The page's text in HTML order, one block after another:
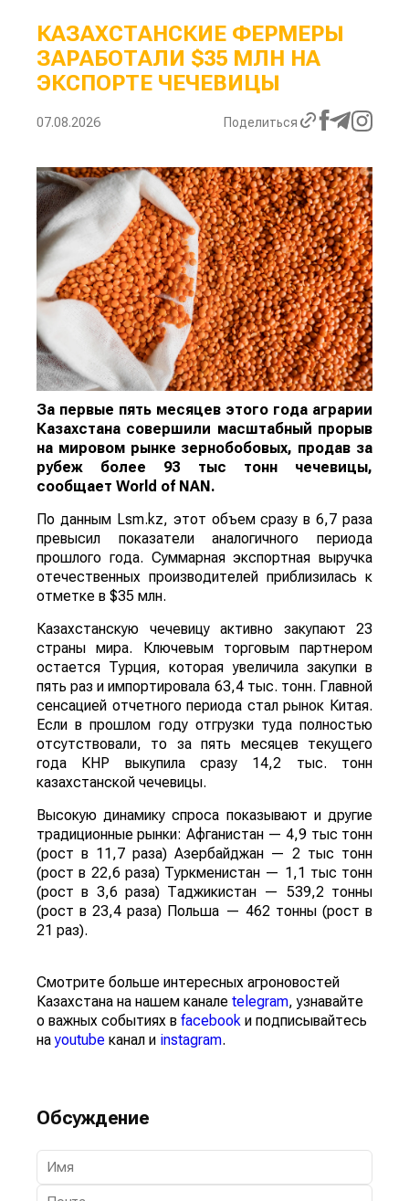
КАЗАХСТАНСКИЕ ФЕРМЕРЫ
ЗАРАБОТАЛИ $35 МЛН НА
ЭКСПОРТЕ ЧЕЧЕВИЦЫ
07.08.2026 Поделиться
За первые пять месяцев этого года аграрии
Казахстана совершили масштабный прорыв
на мировом рынке зернобобовых, продав за
рубеж более 93 тыс тонн чечевицы,
сообщает World of NAN.
По данным Lsm.kz, этот объем сразу в 6,7 раза
превысил показатели аналогичного периода
прошлого года. Суммарная экспортная выручка
отечественных производителей приблизилась к
отметке в $35 млн.
Казахстанскую чечевицу активно закупают 23
страны мира. Ключевым торговым партнером
остается Турция, которая увеличила закупки в
пять раз и импортировала 63,4 тыс. тонн. Главной
сенсацией отчетного периода стал рынок Китая.
Если в прошлом году отгрузки туда полностью
отсутствовали, то за пять месяцев текущего
года КНР выкупила сразу 14,2 тыс. тонн
казахстанской чечевицы.
Высокую динамику спроса показывают и другие
традиционные рынки: Афганистан — 4,9 тыс тонн
(рост в 11,7 раза) Азербайджан — 2 тыс тонн
(рост в 22,6 раза) Туркменистан — 1,1 тыс тонн
(рост в 3,6 раза) Таджикистан — 539,2 тонны
(рост в 23,4 раза) Польша — 462 тонны (рост в
21 раз).
Смотрите больше интересных агроновостей
Казахстана на нашем канале telegram, узнавайте
о важных событиях в facebook и подписывайтесь
наyoutube канал и instagram.
Обсуждение